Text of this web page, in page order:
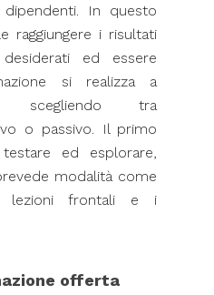
In questo
raggiungere i risultati
ed essere
si realizza a
scegliendo tra
o passivo. Il primo
ed esplorare,
modalità come
lezioni frontali e i
offerta